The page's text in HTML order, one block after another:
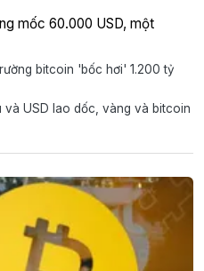
mốc 60.000 USD, một
bitcoin 'bốc hơi' 1.200 tỷ
và USD lao dốc, vàng và bitcoin